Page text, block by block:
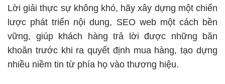
Lời giải thực sự không khó, hãy xây dựng một chiến
lược phát triển nội dung, SEO web một cách bền
vững, giúp khách hàng trả lời được những băn
khoăn trước khi ra quyết định mua hàng, tạo dựng
nhiều niềm tin từ phía họ vào thương hiệu.